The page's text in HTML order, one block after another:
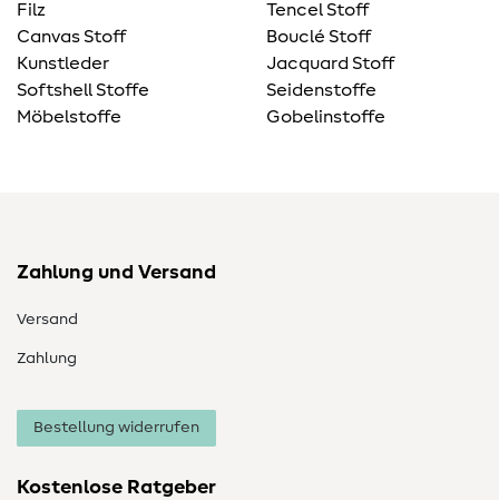
Filz
Canvas Stoff
Kunstleder
Softshell Stoffe
Möbelstoffe
Tencel Stoff
Bouclé Stoff
Jacquard Stoff
Seidenstoffe
Gobelinstoffe
Zahlung und Versand
Versand
Zahlung
Bestellung widerrufen
Kostenlose Ratgeber